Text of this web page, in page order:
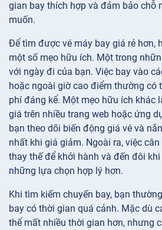
gian bay thích hợp và đảm bảo chỗ
muốn.
Để tìm được vé máy bay giá rẻ hơn,
một số mẹo hữu ích. Một trong
với ngày đi của bạn. Việc bay vào
hoặc ngoài giờ cao điểm thường có
phí đáng kể. Một mẹo hữu ích khác
giá trên nhiều trang web hoặc ứng
bạn theo dõi biến động giá vé và
nhất khi giá giảm. Ngoài ra, việc
thay thế để khởi hành và đến đôi
những lựa chọn hợp lý hơn.
Khi tìm kiếm chuyến bay, bạn
bay có thời gian quá cảnh. Mặc dù
thể mất nhiều thời gian hơn, nhưng